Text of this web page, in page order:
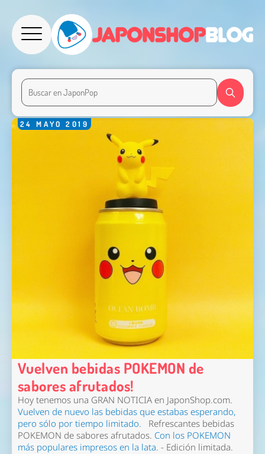
24 MAYO 2019
Vuelven bebidas POKEMON de
sabores afrutados!
Hoy tenemos una GRAN NOTICIA en JaponShop.com.
Vuelven de nuevo las bebidas que estabas esperando,
pero sólo por tiempo limitado.
Refrescantes bebidas
POKEMON de sabores afrutados. Con los POKEMON
más populares impresos en la lata. - Edición limitada.